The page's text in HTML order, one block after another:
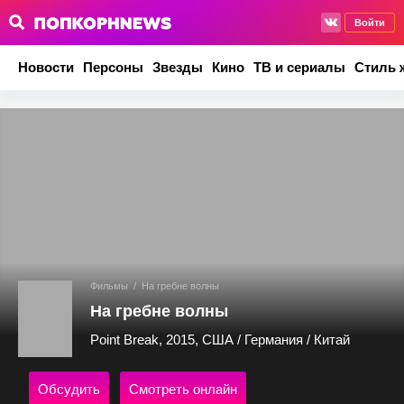
Войти
Новости Персоны Звезды Кино ТВ и сериалы Стиль
Фильмы / На гребне волны
На гребне волны
Point Break, 2015, США / Германия / Китай
Обсудить Смотреть онлайн